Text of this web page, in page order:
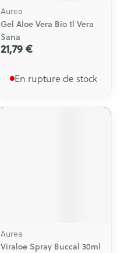
Aurea
Gel Aloe Vera Bio 1l Vera
Sana
21,79 €
En rupture de stock
Aurea
Viraloe Spray Buccal 30ml